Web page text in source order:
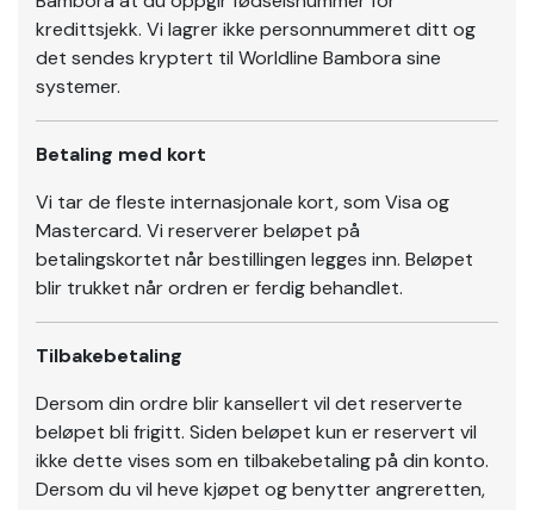
kredittsjekk. Vi lagrer ikke personnummeret ditt og
det sendes kryptert til Worldline Bambora sine
systemer.
Betaling med kort
Vi tar de fleste internasjonale kort, som Visa og
Mastercard. Vi reserverer beløpet på
betalingskortet når bestillingen legges inn. Beløpet
blir trukket når ordren er ferdig behandlet.
Tilbakebetaling
Dersom din ordre blir kansellert vil det reserverte
beløpet bli frigitt. Siden beløpet kun er reservert vil
ikke dette vises som en tilbakebetaling på din konto.
Dersom du vil heve kjøpet og benytter angreretten,